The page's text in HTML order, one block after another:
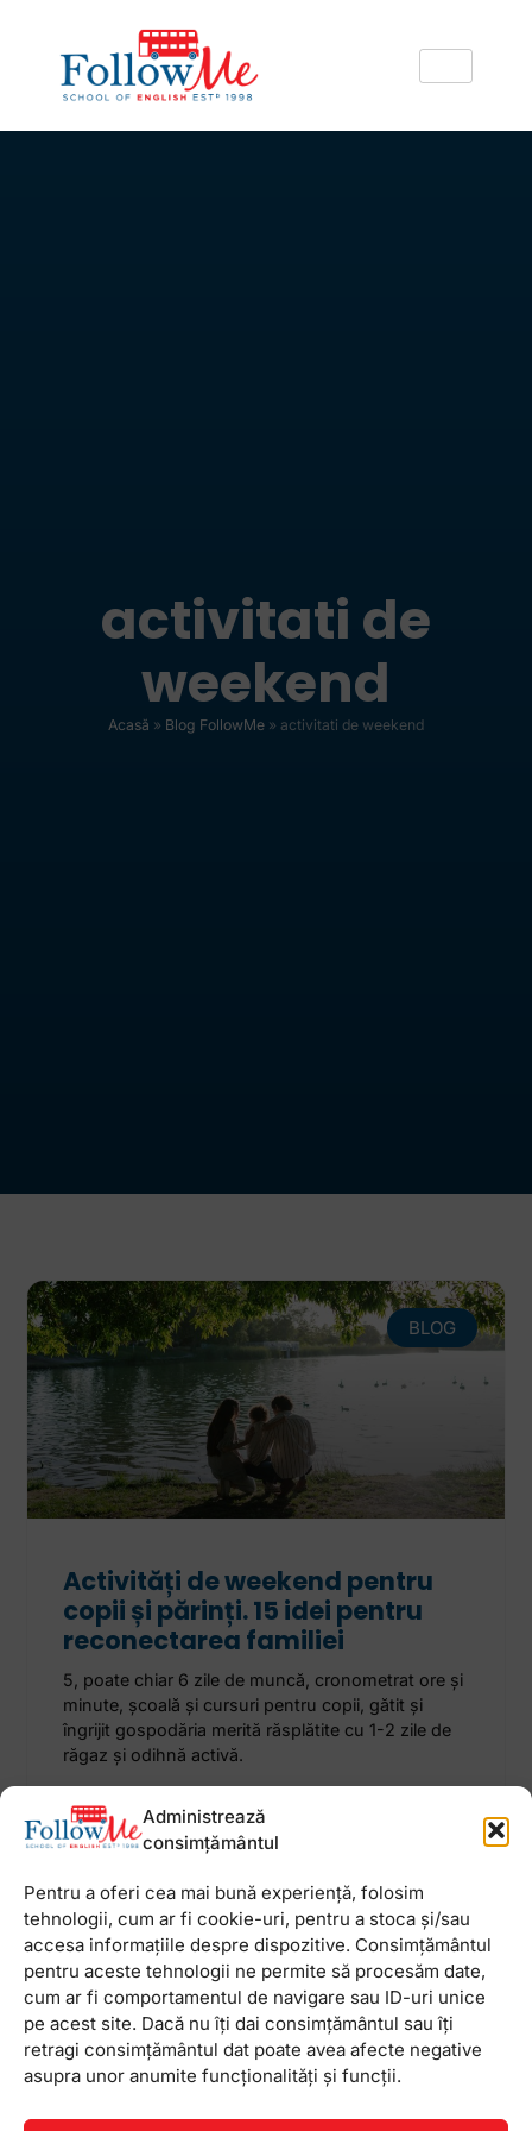
Administrează
consimțământul
Pentru a oferi cea mai bună experiență, folosim
tehnologii, cum ar fi cookie-uri, pentru a stoca și/sau
accesa informațiile despre dispozitive. Consimțământul
pentru aceste tehnologii ne permite să procesăm date,
cum ar fi comportamentul de navigare sau ID-uri unice
pe acest site. Dacă nu îți dai consimțământul sau îți
retragi consimțământul dat poate avea afecte negative
asupra unor anumite funcționalități și funcții.
activitati de
weekend
Acasă » Blog FollowMe » activitati de weekend
BLOG
Activități de weekend pentru
copii și părinți. 15 idei pentru
reconectarea familiei
5, poate chiar 6 zile de muncă, cronometrat ore și
minute, școală și cursuri pentru copii, gătit și
îngrijit gospodăria merită răsplătite cu 1-2 zile de
răgaz și odihnă activă.
29 iulie 2024 Niciun comentariu
Newsletter